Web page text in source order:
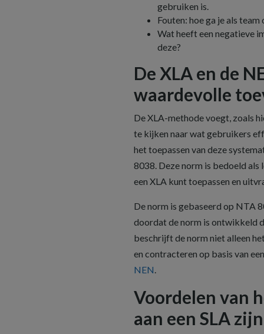
gebruiken is.
Fouten: hoe ga je als
Wat heeft een negatieve
deze?
De XLA en de
waardevolle
De XLA-methode voegt, zoals
te kijken naar wat gebruikers
het toepassen van deze
8038. Deze norm is bedoeld
een XLA kunt toepassen en
De norm is gebaseerd op NTA
doordat de norm is ontwikkeld
beschrijft de norm niet alleen
en contracteren op basis van
NEN
Voordelen van
aan een SLA